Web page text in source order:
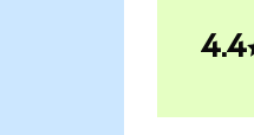
4.4